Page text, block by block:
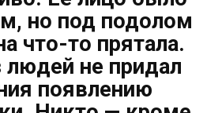
но под подолом
что-то прятала.
людей не придал
появлению